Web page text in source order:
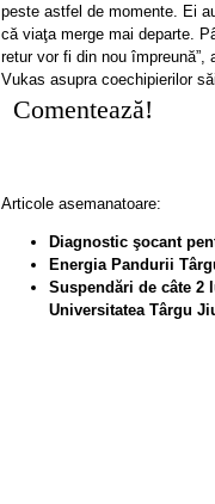
peste astfel de momente. Ei
că viaţa merge mai departe.
retur vor fi din nou
Vukas asupra coechipierilor săi.
Comentează!
Articole asemanatoare:
Diagnostic şocant
Energia Pandurii
Suspendări de câte 2
Universitatea Târgu